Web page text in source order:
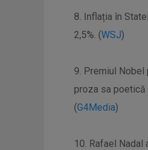
8. Inflația în
2,5%. (WSJ)
9. Premiul Nobel
proza sa poetică
(G4Media)
10. Rafael Nadal